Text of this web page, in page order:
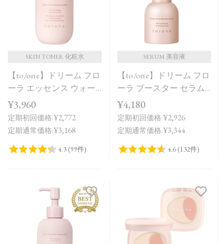
SKIN TONER 化粧水
【to/one】ドリーム フロ
ーラ エッセンス ウォー
ター
¥3,960
定期初回価格:¥2,772
定期通常価格:¥3,168
SERUM 美容液
【to/one】ドリーム フロ
ーラ ブースター セラム
＜導入美容液＞
¥4,180
定期初回価格:¥2,926
定期通常価格:¥3,344